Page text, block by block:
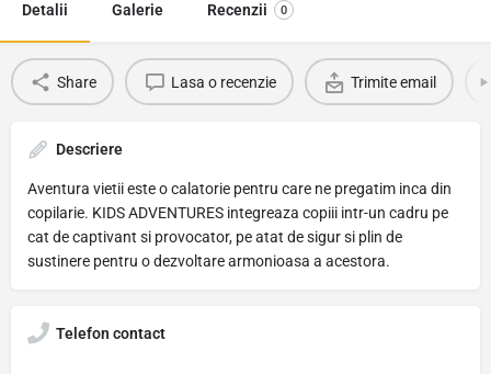
Detalii Galerie Recenzii 0
Share Lasa o recenzie Trimite email
Descriere
Aventura vietii este o calatorie pentru care ne pregatim inca din
copilarie. KIDS ADVENTURES integreaza copiii intr-un cadru pe
cat de captivant si provocator, pe atat de sigur si plin de
sustinere pentru o dezvoltare armonioasa a acestora.
Telefon contact